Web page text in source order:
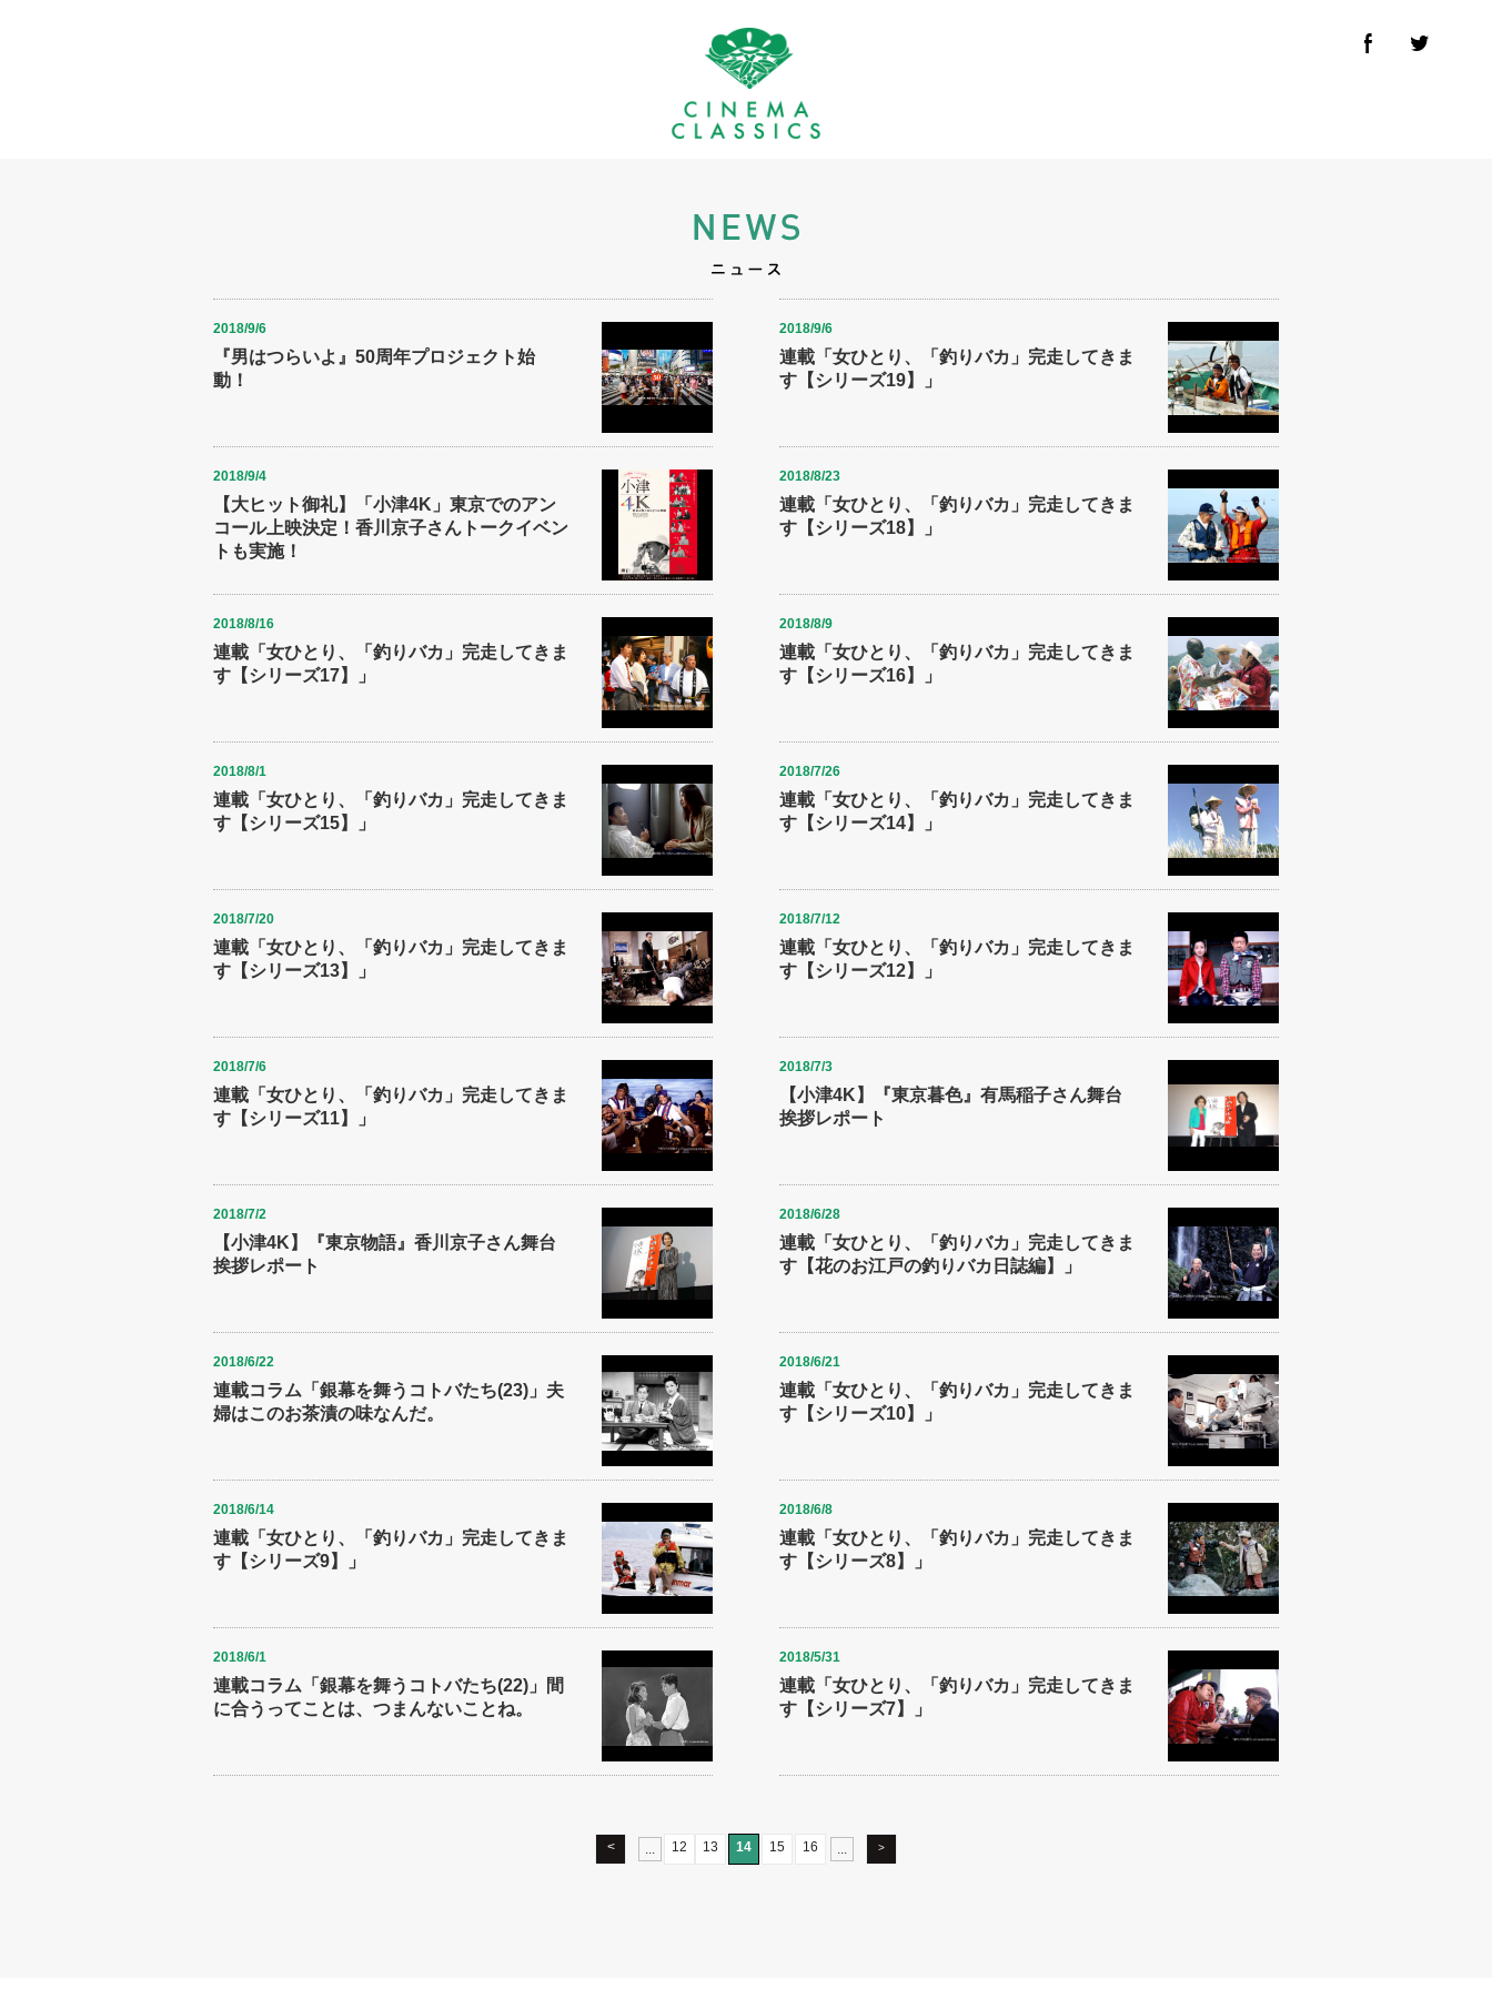
2018/9/6
『男はつらいよ』50周年プロジェクト始
動！
2018/9/6
連載「女ひとり、「釣りバカ」完走してきま
す【シリーズ19】」
2018/9/4
【大ヒット御礼】「小津4K」東京でのアン
コール上映決定！香川京子さんトークイベン
トも実施！
2018/8/23
連載「女ひとり、「釣りバカ」完走してきま
す【シリーズ18】」
2018/8/16
連載「女ひとり、「釣りバカ」完走してきま
す【シリーズ17】」
2018/8/9
連載「女ひとり、「釣りバカ」完走してきま
す【シリーズ16】」
2018/8/1
連載「女ひとり、「釣りバカ」完走してきま
す【シリーズ15】」
2018/7/26
連載「女ひとり、「釣りバカ」完走してきま
す【シリーズ14】」
2018/7/20
連載「女ひとり、「釣りバカ」完走してきま
す【シリーズ13】」
2018/7/12
連載「女ひとり、「釣りバカ」完走してきま
す【シリーズ12】」
2018/7/6
連載「女ひとり、「釣りバカ」完走してきま
す【シリーズ11】」
2018/7/3
【小津4K】『東京暮色』有馬稲子さん舞台
挨拶レポート
2018/7/2
【小津4K】『東京物語』香川京子さん舞台
挨拶レポート
2018/6/28
連載「女ひとり、「釣りバカ」完走してきま
す【花のお江戸の釣りバカ日誌編】」
2018/6/22
連載コラム「銀幕を舞うコトバたち(23)」夫
婦はこのお茶漬の味なんだ。
2018/6/21
連載「女ひとり、「釣りバカ」完走してきま
す【シリーズ10】」
2018/6/14
連載「女ひとり、「釣りバカ」完走してきま
す【シリーズ9】」
2018/6/8
連載「女ひとり、「釣りバカ」完走してきま
す【シリーズ8】」
2018/6/1
連載コラム「銀幕を舞うコトバたち(22)」間
に合うってことは、つまんないことね。
2018/5/31
連載「女ひとり、「釣りバカ」完走してきま
す【シリーズ7】」
< ... 12 13 14 15 16 ... >